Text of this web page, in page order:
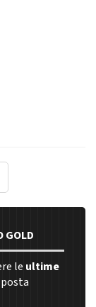
GOLD
le ultime